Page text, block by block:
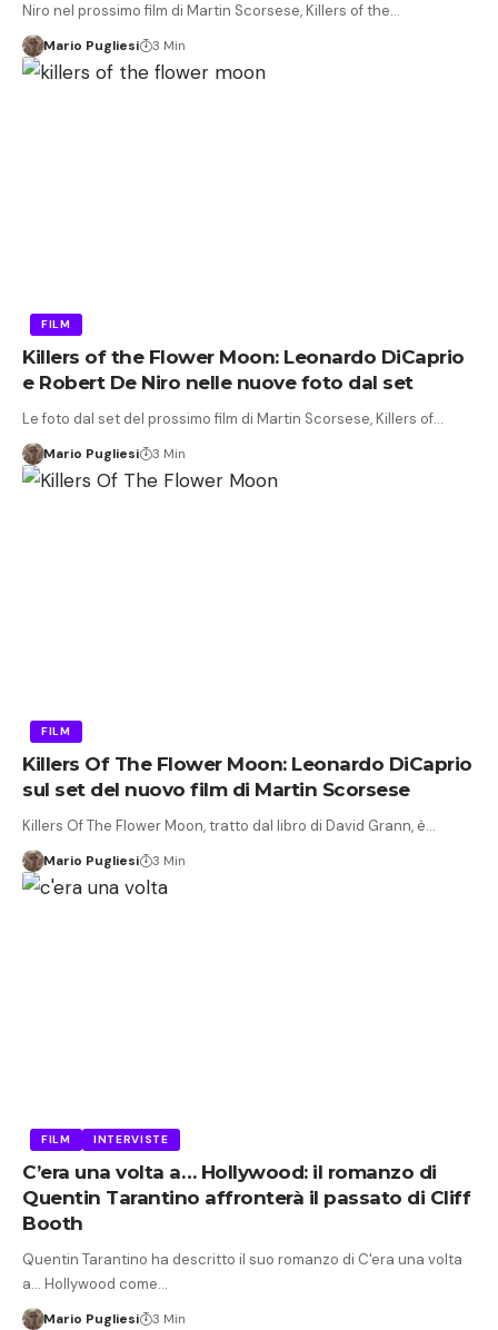
Niro nel prossimo film di Martin Scorsese, Killers of the…
Mario Pugliesi 3 Min
FILM
Killers of the Flower Moon: Leonardo DiCaprio
e Robert De Niro nelle nuove foto dal set
Le foto dal set del prossimo film di Martin Scorsese, Killers of…
Mario Pugliesi 3 Min
FILM
Killers Of The Flower Moon: Leonardo DiCaprio
sul set del nuovo film di Martin Scorsese
Killers Of The Flower Moon, tratto dal libro di David Grann, è…
Mario Pugliesi 3 Min
FILM INTERVISTE
C’era una volta a… Hollywood: il romanzo di
Quentin Tarantino affronterà il passato di Cliff
Booth
Quentin Tarantino ha descritto il suo romanzo di C'era una volta
a... Hollywood come…
Mario Pugliesi 3 Min